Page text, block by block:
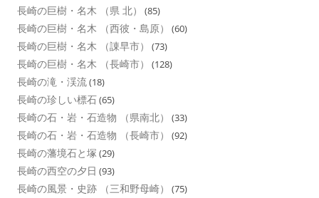
長崎の巨樹・名木 （県 北） (85)
長崎の巨樹・名木 （西彼・島原） (60)
長崎の巨樹・名木 （諌早市） (73)
長崎の巨樹・名木 （長崎市） (128)
長崎の滝・渓流(18)
長崎の珍しい標石(65)
長崎の石・岩・石造物 （県南北） (33)
長崎の石・岩・石造物 （長崎市） (92)
長崎の藩境石と塚 (29)
長崎の西空の夕日 (93)
長崎の風景・史跡 （三和野母崎） (75)